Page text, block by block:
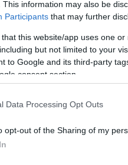
This information may also be
Participants that may further
that this website/app uses one
but not limited to your
to Google and its third-party
consent section.
Data Processing Opt Outs
opt-out of the Sharing of my
mikrofonállvány ...
Orbánnak bármit is jelentene az
veretes törvényjavaslaton dolgoznak,
megáll, hogy ilyenkor nem
kiterjed, az van és úgy van
javaslathoz történő
A megállapodás tervezett
ahhoz, hogy